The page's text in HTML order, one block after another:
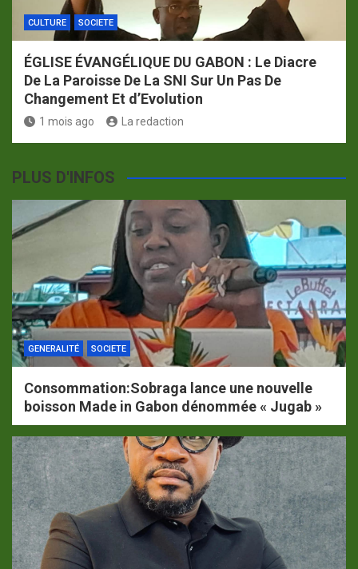
CULTURE SOCIETE
ÉGLISE ÉVANGÉLIQUE DU GABON : Le Diacre
De La Paroisse De La SNI Sur Un Pas De
Changement Et d’Evolution
1 mois ago La redaction
PLUS D'INFOS
GENERALITÉ SOCIETE
Consommation:Sobraga lance une nouvelle
boisson Made in Gabon dénommée « Jugab »